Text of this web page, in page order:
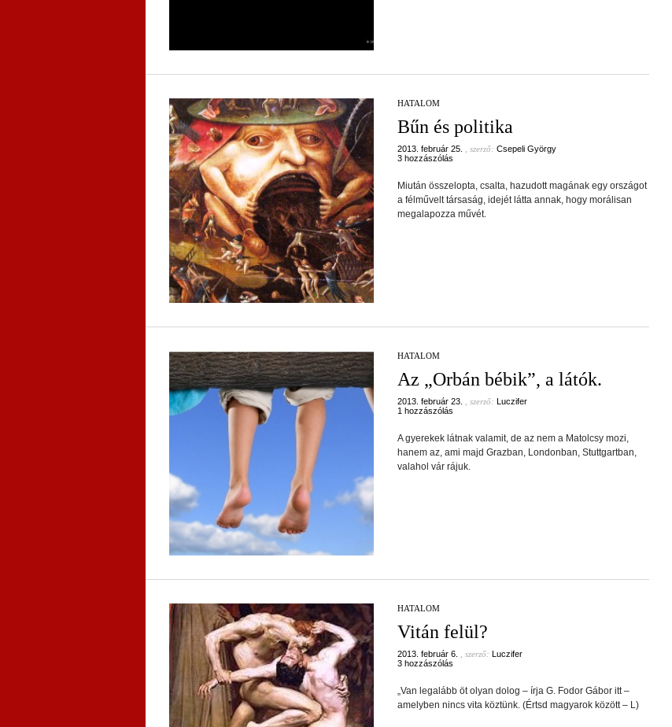
HATALOM
Bűn és politika
2013. február 25. , szerző: Csepeli György
3 hozzászólás
Miután összelopta, csalta, hazudott magának egy országot
a félművelt társaság, idejét látta annak, hogy morálisan
megalapozza művét.
HATALOM
Az „Orbán bébik”, a látók.
2013. február 23. , szerző: Luczifer
1 hozzászólás
A gyerekek látnak valamit, de az nem a Matolcsy mozi,
hanem az, ami majd Grazban, Londonban, Stuttgartban,
valahol vár rájuk.
HATALOM
Vitán felül?
2013. február 6. , szerző: Luczifer
3 hozzászólás
„Van legalább öt olyan dolog – írja G. Fodor Gábor itt –
amelyben nincs vita köztünk. (Értsd magyarok között – L)